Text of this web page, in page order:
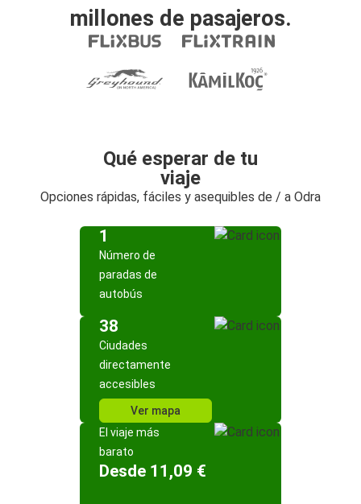
millones de pasajeros.
Qué esperar de tu
viaje
Opciones rápidas, fáciles y asequibles de / a Odra
1
Número de
paradas de
autobús
38
Ciudades
directamente
accesibles
Ver mapa
El viaje más
barato
Desde 11,09 €